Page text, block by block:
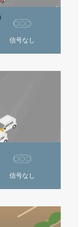
信号なし
信号なし